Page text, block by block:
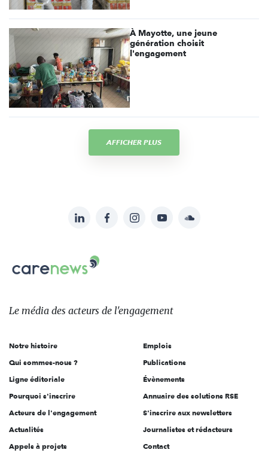
À Mayotte, une jeune
génération choisit
l'engagement
AFFICHER PLUS
sur:
LinkedInFacebookInstagramYouTubeSoundcloud
Carenews,
Le
des
l'engagement
Le média des acteurs de l'engagement
Notre histoire
Qui sommes-nous ?
Ligne éditoriale
Pourquoi s'inscrire
Acteurs de l'engagement
Actualités
Appels à projets
Emplois
Publications
Évènements
Annuaire des solutions RSE
S'inscrire aux newsletters
Journalistes et rédacteurs
Contact